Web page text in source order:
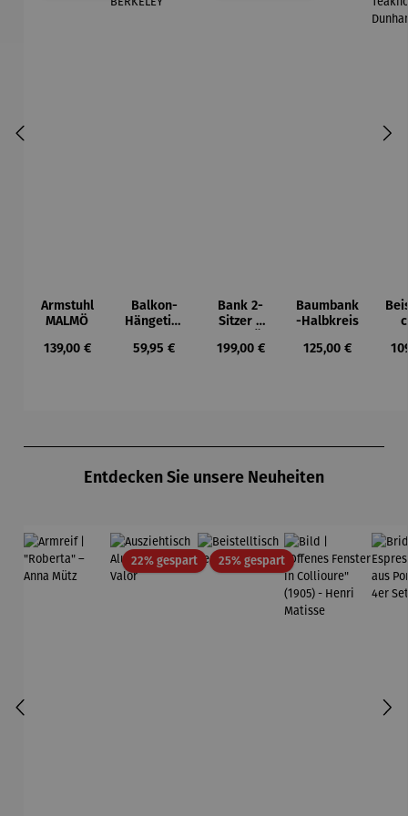
Armstuhl
MALMÖ
Regulärer Preis:
139,00 €
Balkon-
Hängetisc
BERKELEY
Regulärer Preis:
59,95 €
Bank 2-
Sitzer –
Regulärer Preis:
199,00 €
Baumbank
-Halbkreis
Regulärer Preis:
125,00 €
Entdecken Sie unsere Neuheiten
22% gespartRabatt25% gespartRabatt